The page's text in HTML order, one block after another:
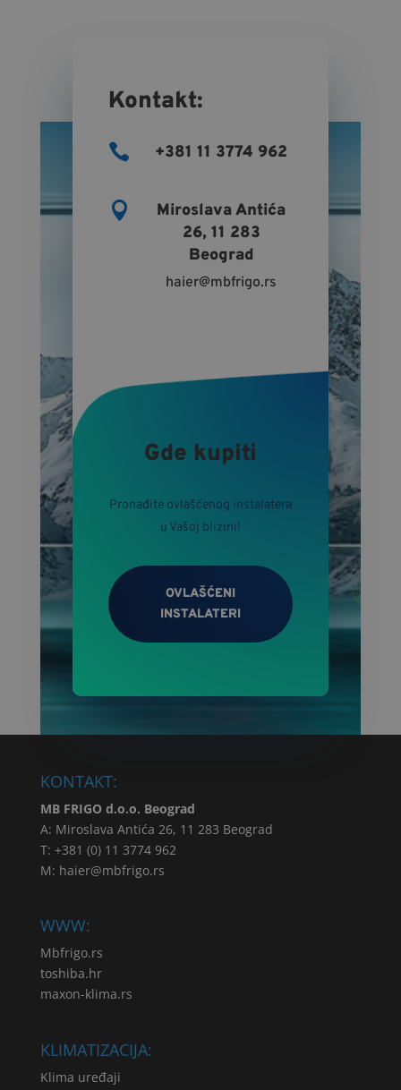
Kontakt:
 +381 11 3774 962

Miroslava Antića
26, 11 283
Beograd
haier@mbfrigo.rs
Gde kupiti
Pronađite ovlašćenog instalatera
u Vašoj blizini!
OVLAŠĆENI
INSTALATERI
KONTAKT:
MB FRIGO d.o.o. Beograd
A: Miroslava Antića 26, 11 283 Beograd
T: +381 (0) 11 3774 962
M: haier@mbfrigo.rs
WWW:
Mbfrigo.rs
toshiba.hr
maxon-klima.rs
KLIMATIZACIJA:
Klima uređaji